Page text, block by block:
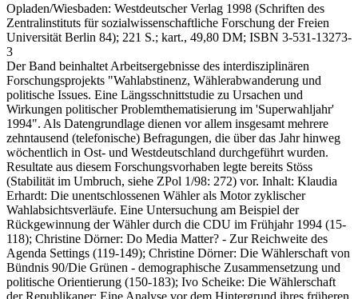
Opladen/Wiesbaden: Westdeutscher Verlag 1998 (Schriften des
Zentralinstituts für sozialwissenschaftliche Forschung der Freien
Universität Berlin 84); 221 S.; kart., 49,80 DM; ISBN 3-531-13273-
3
Der Band beinhaltet Arbeitsergebnisse des interdisziplinären
Forschungsprojekts "Wahlabstinenz, Wählerabwanderung und
politische Issues. Eine Längsschnittstudie zu Ursachen und
Wirkungen politischer Problemthematisierung im 'Superwahljahr'
1994". Als Datengrundlage dienen vor allem insgesamt mehrere
zehntausend (telefonische) Befragungen, die über das Jahr hinweg
wöchentlich in Ost- und Westdeutschland durchgeführt wurden.
Resultate aus diesem Forschungsvorhaben legte bereits Stöss
(Stabilität im Umbruch, siehe ZPol 1/98: 272) vor. Inhalt: Klaudia
Erhardt: Die unentschlossenen Wähler als Motor zyklischer
Wahlabsichtsverläufe. Eine Untersuchung am Beispiel der
Rückgewinnung der Wähler durch die CDU im Frühjahr 1994 (15-
118); Christine Dörner: Do Media Matter? - Zur Reichweite des
Agenda Settings (119-149); Christine Dörner: Die Wählerschaft von
Bündnis 90/Die Grünen - demographische Zusammensetzung und
politische Orientierung (150-183); Ivo Scheike: Die Wählerschaft
der Republikaner: Eine Analyse vor dem Hintergrund ihres früheren